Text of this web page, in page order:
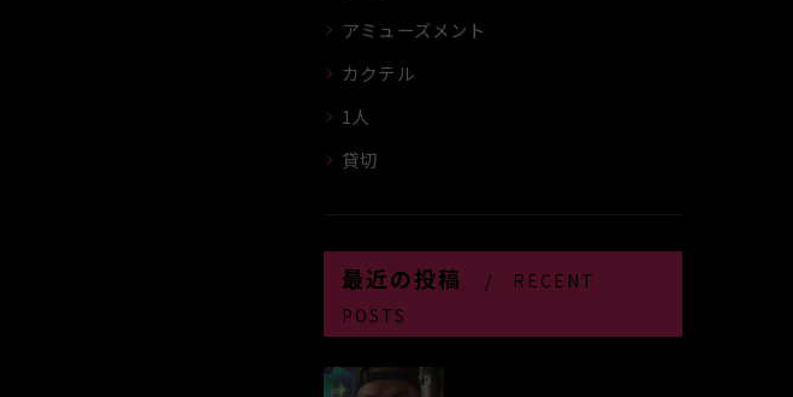
アミューズメント
カクテル
1人
貸切
最近の投稿
RECENT
POSTS